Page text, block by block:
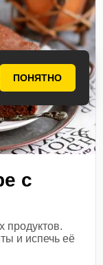
ПОНЯТНО
с
продуктов.
и испечь её